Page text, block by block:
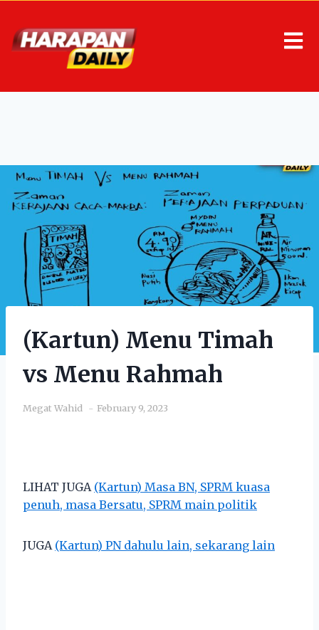
(Kartun) Menu Timah
vs Menu Rahmah
Megat Wahid February 9, 2023
LIHAT JUGA (Kartun) Masa BN, SPRM kuasa
penuh, masa Bersatu, SPRM main politik
JUGA (Kartun) PN dahulu lain, sekarang lain